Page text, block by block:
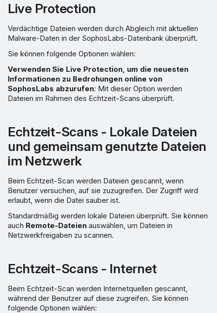
Live Protection
Verdächtige Dateien werden durch Abgleich mit aktuellen
Malware-Daten in der SophosLabs-Datenbank überprüft.
Sie können folgende Optionen wählen:
Verwenden Sie Live Protection, um die neuesten
Informationen zu Bedrohungen online von
SophosLabs abzurufen: Mit dieser Option werden
Dateien im Rahmen des Echtzeit-Scans überprüft.
Echtzeit-Scans - Lokale Dateien
und gemeinsam genutzte Dateien
im Netzwerk
Beim Echtzeit-Scan werden Dateien gescannt, wenn
Benutzer versuchen, auf sie zuzugreifen. Der Zugriff wird
erlaubt, wenn die Datei sauber ist.
Standardmäßig werden lokale Dateien überprüft. Sie können
auch Remote-Dateien auswählen, um Dateien in
Netzwerkfreigaben zu scannen.
Echtzeit-Scans - Internet
Beim Echtzeit-Scan werden Internetquellen gescannt,
während der Benutzer auf diese zugreifen. Sie können
folgende Optionen wählen: